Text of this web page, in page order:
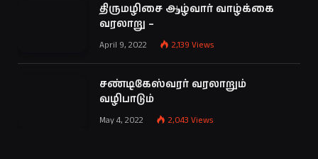
திருமழிசை ஆழ்வார் வாழ்க்கை
வரலாறு –
April 9, 2022 2,139 Views
சண்டிகேஸ்வரர் வரலாறும்
வழிபாடும்
May 4, 2022 2,043 Views